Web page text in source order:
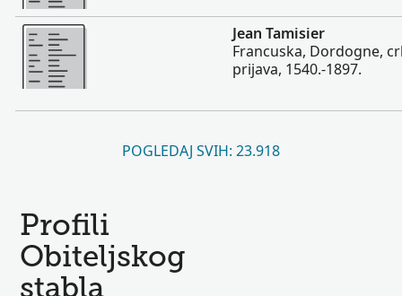
Više
Jean Tamisier
Francuska, Dordogne,
prijava, 1540.-1897.
POGLEDAJ SVIH: 23.918
Profili
Obiteljskog